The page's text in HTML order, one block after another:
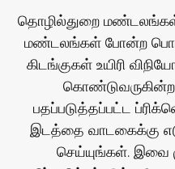
தொழில்துறை மண்டலங்கள்
மண்டலங்கள் போன்ற
கிடங்குகள் உயிரி
பதப்படுத்தப்பட்ட
இடத்தை வாடகைக்கு
செய்யுங்கள். இவை